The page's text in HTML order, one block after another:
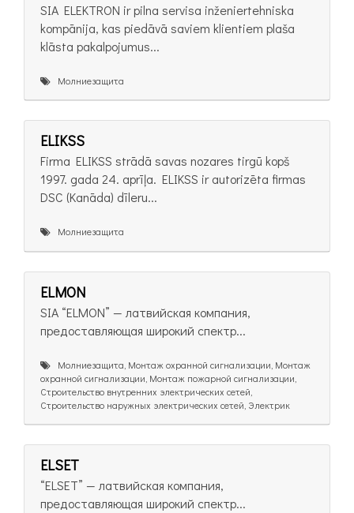
SIA ELEKTRON ir pilna servisa inženiertehniska
kompānija, kas piedāvā saviem klientiem plaša
klāsta pakalpojumus...
Молниезащита
ELIKSS
Firma ELIKSS strādā savas nozares tirgū kopš
1997. gada 24. aprīļa. ELIKSS ir autorizēta firmas
DSC (Kanāda) dīleru...
Молниезащита
ELMON
SIA “ELMON” — латвийская компания,
предоставляющая широкий спектр...
Молниезащита, Монтаж охранной сигнализации, Монтаж
охранной сигнализации, Монтаж пожарной сигнализации,
Строительство внутренних электрических сетей,
Строительство наружных электрических сетей, Электрик
ELSET
“ELSET” — латвийская компания,
предоставляющая широкий спектр...